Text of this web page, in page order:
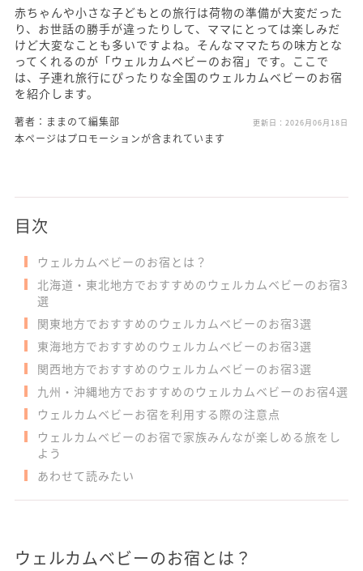
赤ちゃんや小さな子どもとの旅行は荷物の準備が大変だった
り、お世話の勝手が違ったりして、ママにとっては楽しみだ
けど大変なことも多いですよね。そんなママたちの味方とな
ってくれるのが「ウェルカムベビーのお宿」です。ここで
は、子連れ旅行にぴったりな全国のウェルカムベビーのお宿
を紹介します。
著者：ままのて編集部 更新日： 2026月06月18日
本ページはプロモーションが含まれています
目次
ウェルカムベビーのお宿とは？
北海道・東北地方でおすすめのウェルカムベビーのお宿3
選
関東地方でおすすめのウェルカムベビーのお宿3選
東海地方でおすすめのウェルカムベビーのお宿3選
関西地方でおすすめのウェルカムベビーのお宿3選
九州・沖縄地方でおすすめのウェルカムベビーのお宿4選
ウェルカムベビーお宿を利用する際の注意点
ウェルカムベビーのお宿で家族みんなが楽しめる旅をし
よう
あわせて読みたい
ウェルカムベビーのお宿とは？